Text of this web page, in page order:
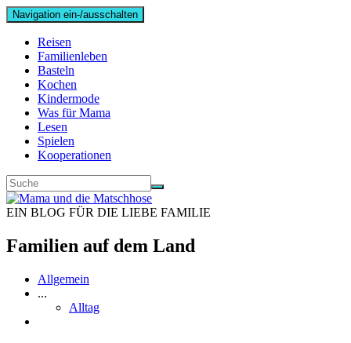
Navigation ein-/ausschalten
Reisen
Familienleben
Basteln
Kochen
Kindermode
Was für Mama
Lesen
Spielen
Kooperationen
EIN BLOG FÜR DIE LIEBE FAMILIE
Familien auf dem Land
Allgemein
...
Alltag